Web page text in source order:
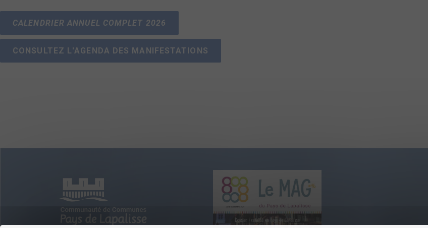
CALENDRIER ANNUEL COMPLET 2026
CONSULTEZ L'AGENDA DES MANIFESTATIONS